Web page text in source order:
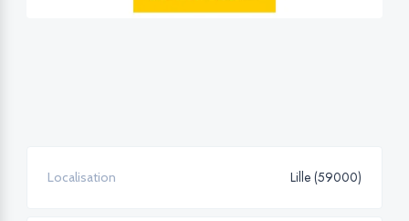
Localisation Lille (59000)